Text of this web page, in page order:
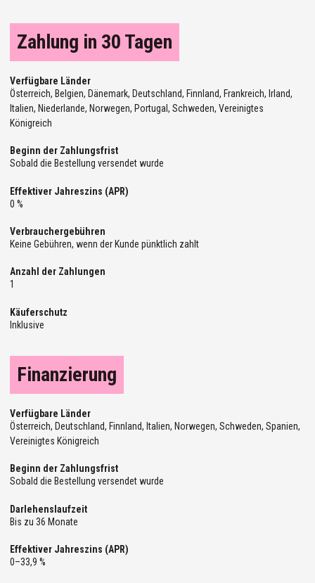
Zahlung in 30 Tagen
Verfügbare Länder
Österreich, Belgien, Dänemark, Deutschland, Finnland, Frankreich, Irland,
Italien, Niederlande, Norwegen, Portugal, Schweden, Vereinigtes
Königreich
Beginn der Zahlungsfrist
Sobald die Bestellung versendet wurde
Effektiver Jahreszins (APR)
0 %
Verbrauchergebühren
Keine Gebühren, wenn der Kunde pünktlich zahlt
Anzahl der Zahlungen
1
Käuferschutz
Inklusive
Finanzierung
Verfügbare Länder
Österreich, Deutschland, Finnland, Italien, Norwegen, Schweden, Spanien,
Vereinigtes Königreich
Beginn der Zahlungsfrist
Sobald die Bestellung versendet wurde
Darlehenslaufzeit
Bis zu 36 Monate
Effektiver Jahreszins (APR)
0–33,9 %